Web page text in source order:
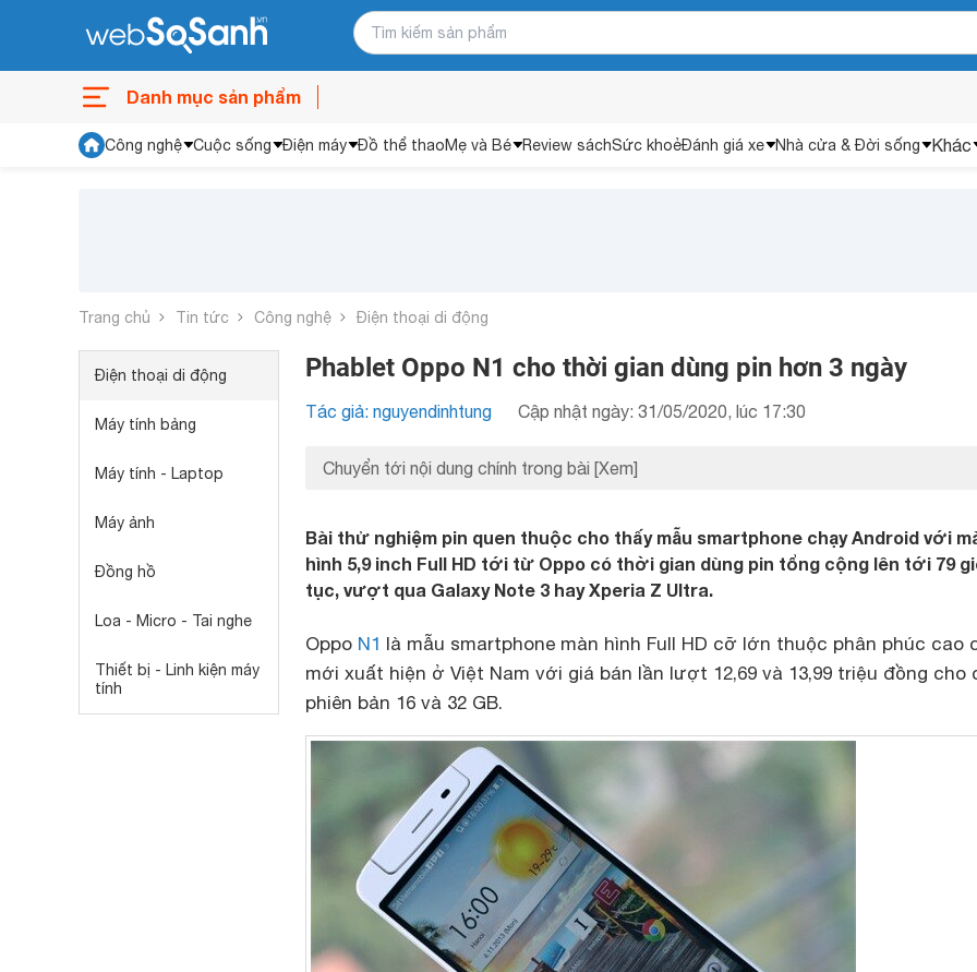
Danh mục sản phẩm
Công nghệ Cuộc sống Điện máy Đồ thể thaoMẹ và Bé Review sáchSức khoẻĐánh giá xe Nhà cửa & Đời sống Khác
Trang chủ Tin tức Công nghệ Điện thoại di động
Điện thoại di động
Máy tính bảng
Máy tính - Laptop
Máy ảnh
Đồng hồ
Loa - Micro - Tai nghe
Thiết bị - Linh kiện máy
tính
Phablet Oppo N1 cho thời gian dùng pin hơn 3 ngày
Tác giả: nguyendinhtung Cập nhật ngày: 31/05/2020, lúc 17:30
Chuyển tới nội dung chính trong bài [Xem]
Bài thử nghiệm pin quen thuộc cho thấy mẫu smartphone chạy Android với
hình 5,9 inch Full HD tới từ Oppo có thời gian dùng pin tổng cộng lên tới 79
tục, vượt qua Galaxy Note 3 hay Xperia Z Ultra.
Oppo N1 là mẫu smartphone màn hình Full HD cỡ lớn thuộc phân phúc cao
mới xuất hiện ở Việt Nam với giá bán lần lượt 12,69 và 13,99 triệu đồng cho
phiên bản 16 và 32 GB.